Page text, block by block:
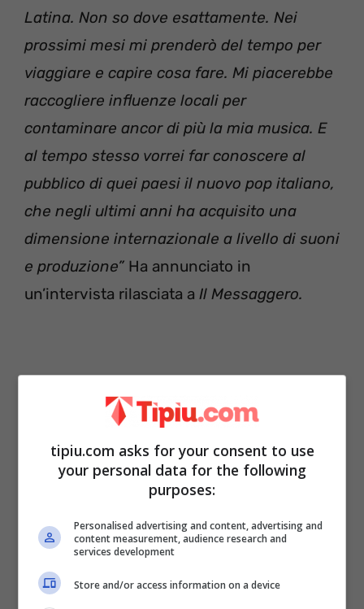
Latina. Non so dove esattamente. Nei
prossimi mesi mi prenderò del tempo per
viaggiare e capire cosa fare. Mi piacerebbe
raccogliere influenze locali per
contaminare ancor di più la mia musica. E
al tempo stesso vorrei far conoscere al
pubblico di quei paesi il nuovo pop italiano,
che negli ultimi anni ha acquisito una
dimensione internazionale a livello di suoni
e produzione” Ha annunciato in
un’intervista rilasciata a Il Messaggero.
tipiu.com asks for your consent to use
your personal data for the following
purposes:
Personalised advertising and content, advertising and
content measurement, audience research and
services development
Store and/or access information on a device